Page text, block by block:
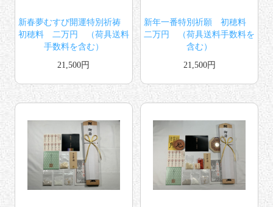
新春夢むすび開運特別祈祷
初穂料 二万円 （荷具送料
手数料を含む）
21,500円
新年一番特別祈願 初穂料
二万円 （荷具送料手数料を
含む）
21,500円